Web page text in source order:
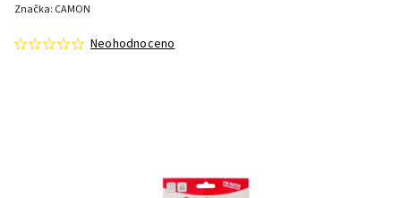
Neohodnoceno
Značka: CAMON